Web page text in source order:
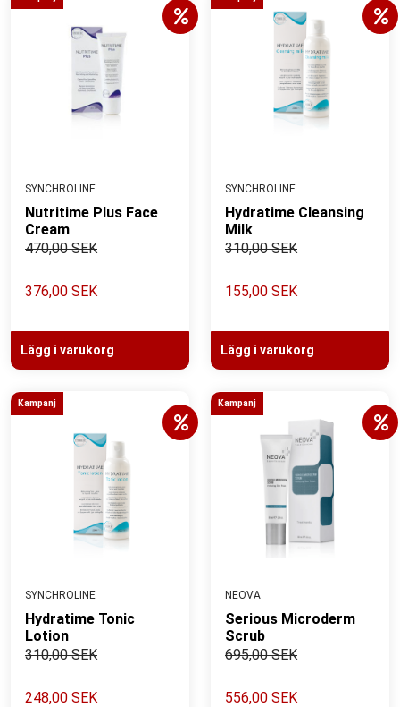
SYNCHROLINE
Nutritime Plus Face
Cream
470,00 SEK
376,00 SEK
Lägg i varukorg
SYNCHROLINE
Hydratime Cleansing
Milk
310,00 SEK
155,00 SEK
Lägg i varukorg
Kampanj
SYNCHROLINE
Hydratime Tonic
Lotion
310,00 SEK
248,00 SEK
Kampanj
NEOVA
Serious Microderm
Scrub
695,00 SEK
556,00 SEK